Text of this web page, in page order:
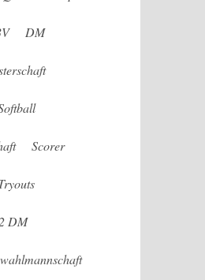
DM
Scorer
DM